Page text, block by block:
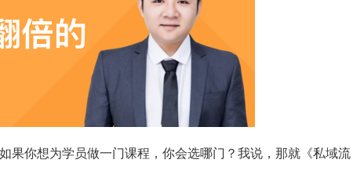
果你想为学员做一门课程，你会选哪门？我说，那就《私域流